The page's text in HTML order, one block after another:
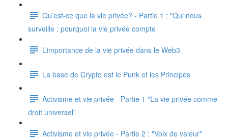
Qu’est-ce que la vie privée? - Partie 1 : "Qui nous
surveille : pourquoi la vie privée compte
L’importance de la vie privée dans le Web3
La base de Crypto est le Punk et les Principes
Activisme et vie privée - Partie 1 "La vie privée comme
droit universel"
Activisme et vie privée - Partie 2 : "Voix de valeur"